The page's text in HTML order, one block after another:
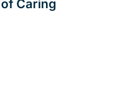
Caring